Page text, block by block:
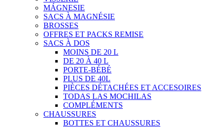
MÁGNESIE
SACS À MAGNÉSIE
BROSSES
OFFRES ET PACKS REMISE
SACS À DOS
MOINS DE 20 L
DE 20 À 40 L
PORTE-BÉBÉ
PLUS DE 40L
PIÈCES DÉTACHÉES ET ACCESOIRES
TODAS LAS MOCHILAS
COMPLÉMENTS
CHAUSSURES
BOTTES ET CHAUSSURES